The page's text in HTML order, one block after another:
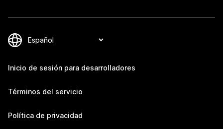
Inicio de sesión para desarrolladores
Términos del servicio
Política de privacidad